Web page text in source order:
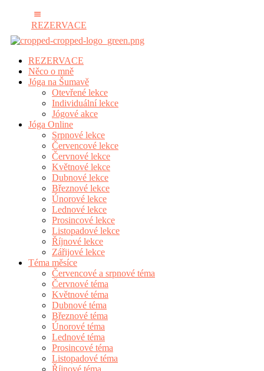
REZERVACE
REZERVACE
Něco o mně
Jóga na Šumavě
Otevřené lekce
Individuální lekce
Jógové akce
Jóga Online
Srpnové lekce
Červencové lekce
Červnové lekce
Květnové lekce
Dubnové lekce
Březnové lekce
Únorové lekce
Lednové lekce
Prosincové lekce
Listopadové lekce
Říjnové lekce
Zářijové lekce
Téma měsíce
Červencové a srpnové téma
Červnové téma
Květnové téma
Dubnové téma
Březnové téma
Únorové téma
Lednové téma
Prosincové téma
Listopadové téma
Říjnové téma